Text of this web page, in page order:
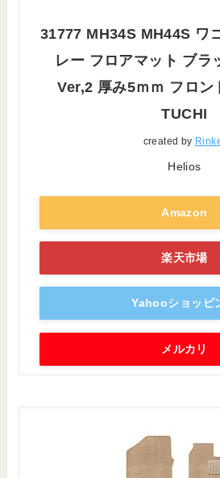
31777 MH34S MH44S ワ
レー フロアマット ブラ
Ver,2 厚み5ｍｍ フロン
TUCHI
created by
Helios
Amazon
楽天市場
Yahooショッピ
メルカリ